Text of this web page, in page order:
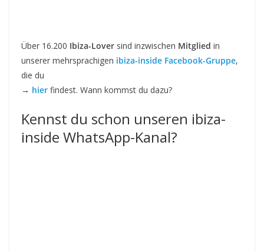
Über 16.200 Ibiza-Lover sind inzwischen Mitglied in
unserer mehrsprachigen ibiza-inside Facebook-Gruppe,
die du
→ hier findest. Wann kommst du dazu?
Kennst du schon unseren ibiza-
inside WhatsApp-Kanal?